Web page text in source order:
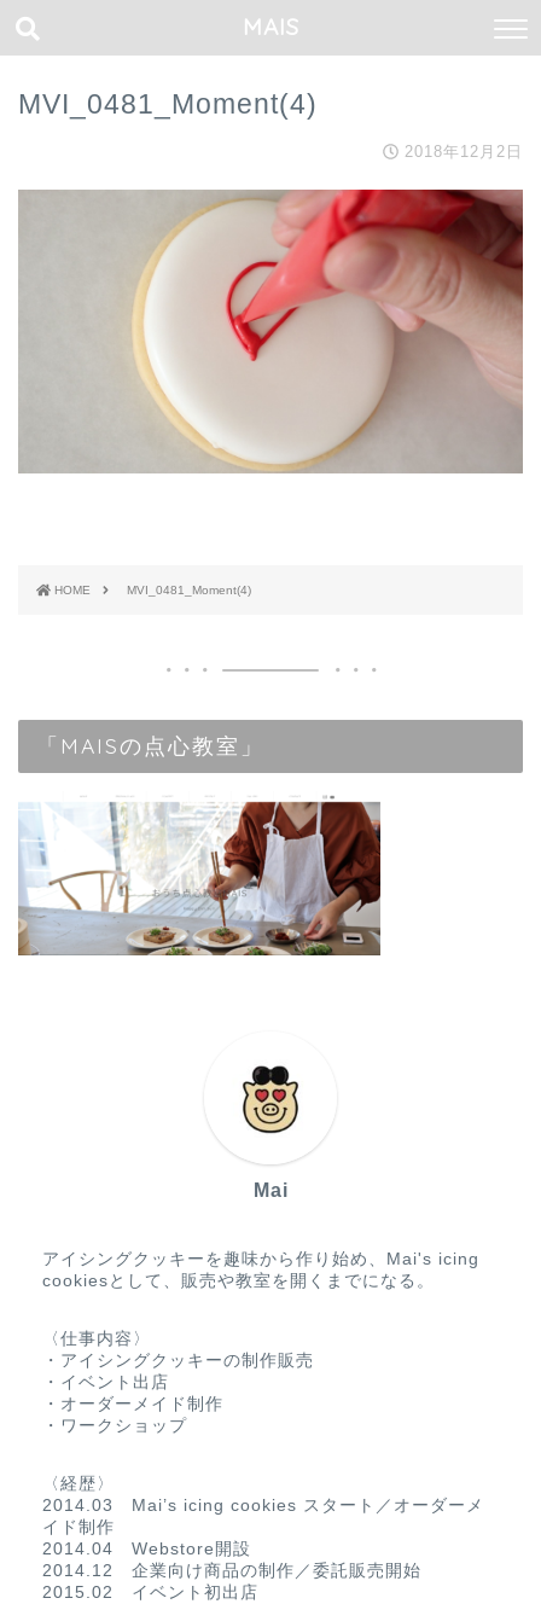
MAIS
MVI_0481_Moment(4)
2018年12月2日
HOME MVI_0481_Moment(4)
「MAISの点心教室」
Mai
アイシングクッキーを趣味から作り始め、Mai's icing
cookiesとして、販売や教室を開くまでになる。
〈仕事内容〉
・アイシングクッキーの制作販売
・イベント出店
・オーダーメイド制作
・ワークショップ
〈経歴〉
2014.03 Mai’s icing cookies スタート／オーダーメ
イド制作
2014.04 Webstore開設
2014.12 企業向け商品の制作／委託販売開始
2015.02 イベント初出店